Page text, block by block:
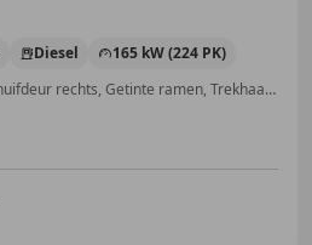
Diesel
165 kW (224 PK)
Parkeerhulp met camera, Schuifdeur rechts, Getinte ramen, Trekhaak, Open dak, Lichtmetalen velgen, Airconditioning, Cruise control